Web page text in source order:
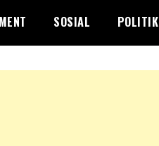
SOSIAL POLITIK